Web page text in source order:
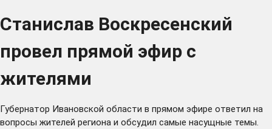
Станислав Воскресенский
провел прямой эфир с
жителями
Губернатор Ивановской области в прямом эфире ответил на
вопросы жителей региона и обсудил самые насущные темы.